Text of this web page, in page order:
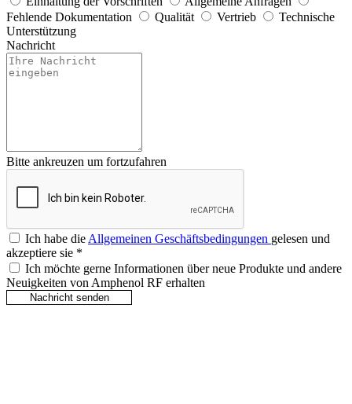
Fehlende Dokumentation
Qualität Vertrieb
Technische
Unterstützung
Nachricht
Bitte ankreuzen um fortzufahren
Ich habe die Allgemeinen Geschäftsbedingungen gelesen und
akzeptiere sie *
Ich möchte gerne Informationen über neue Produkte und andere
Neuigkeiten von Amphenol RF erhalten